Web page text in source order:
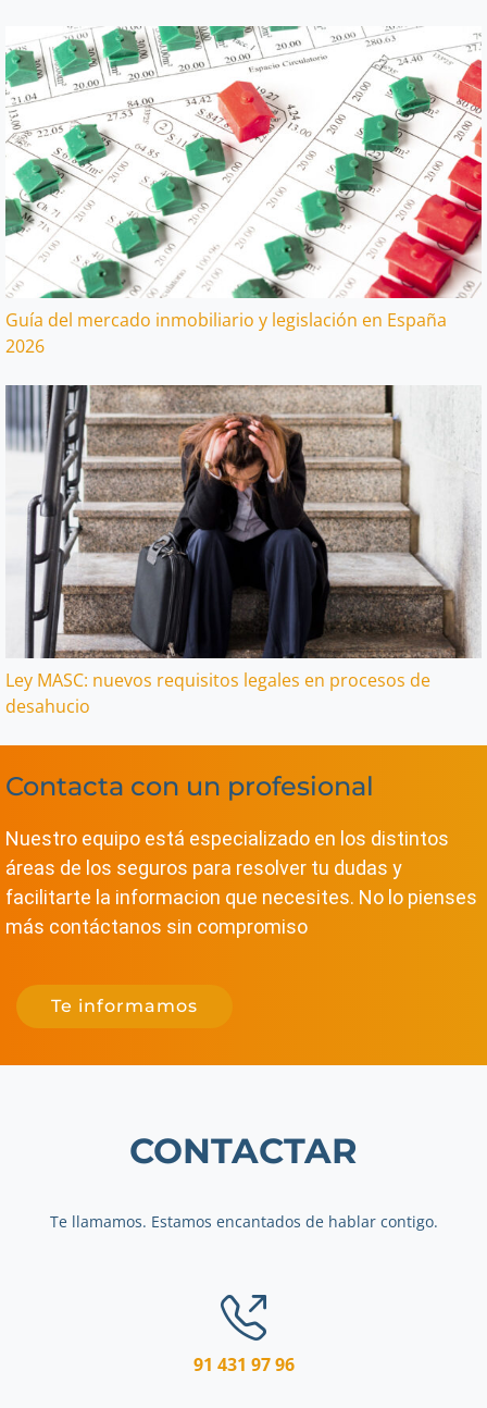
Guía del mercado inmobiliario y legislación en España
2026
Ley MASC: nuevos requisitos legales en procesos de
desahucio
Contacta con un profesional
Nuestro equipo está especializado en los distintos
áreas de los seguros para resolver tu dudas y
facilitarte la informacion que necesites. No lo pienses
más contáctanos sin compromiso
Te informamos
CONTACTAR
Te llamamos. Estamos encantados de hablar contigo.
91 431 97 96